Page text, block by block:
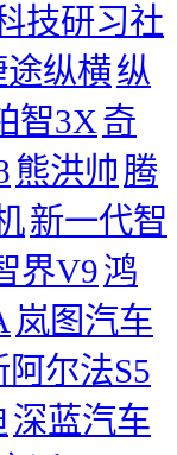
技研习社
途纵横纵
智3X奇
熊洪帅 腾
新一代智
界V9鸿
岚图汽车
尔法S5
深蓝汽车